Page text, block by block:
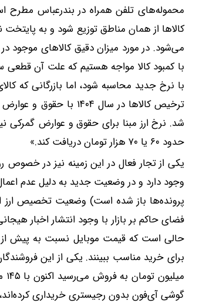
محموله‌های تلفن همراه در بندرعباس
کالا‌ها از همان مناطق توزیع شود و به
می‌شود. در مورد میزان دقیق کالا‌های
با نرخ جدید محاسبه شود، اما بازرگانی که
ترخیص کالا‌ها در
حدود ۶۰ یا ۷۰ هزار تومان دریافت کند.»
یکی از تجار فعال در این زمینه نیز در
وجود دارد و در وضعیت جدید به دلیل عدم
پرونده‌ها باز شده است) وضعیت تخصیص ارز
فضای حاکم بر بازار با وجود انتشار اخبار
حالی است که قیمت موبایل نسبت به پیش
گوشی آی‌فون بدون رجیستری خریداری